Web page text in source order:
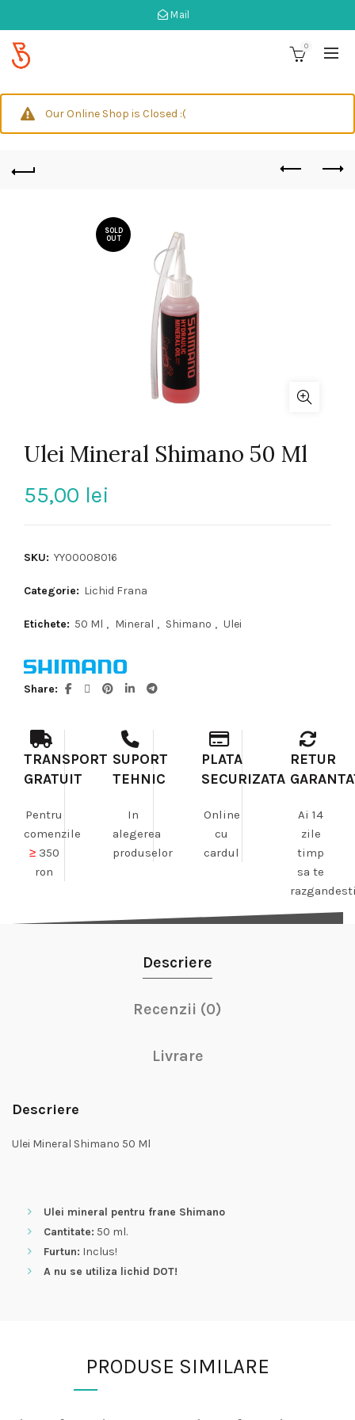
Mail
0
Our Online Shop is Closed :(
SOLD
OUT
Ulei Mineral Shimano 50 Ml
55,00 lei
SKU: YY00008016
Categorie: Lichid Frana
Etichete: 50 Ml , Mineral , Shimano , Ulei
Share
TRANSPORT
GRATUIT
Pentru
comenzile
≥350
ron
SUPORT
TEHNIC
In
alegerea
produselor
PLATA
SECURIZATA
Online
cu
cardul
RETUR
Ai 14
zile
timp
sa te
Descriere
Recenzii (0)
Livrare
Descriere
Ulei Mineral Shimano 50 Ml
Ulei mineral pentru frane Shimano
Cantitate: 50 ml.
Furtun: Inclus!
A nu se utiliza lichid DOT!
PRODUSE SIMILARE